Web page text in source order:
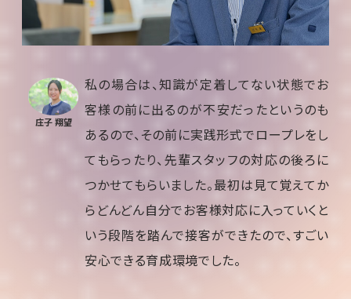
庄子 翔望
私の場合は、知識が定着してない状態でお
客様の前に出るのが不安だったというのも
あるので、その前に実践形式でロープレをし
てもらったり、先輩スタッフの対応の後ろに
つかせてもらいました。最初は見て覚えてか
らどんどん自分でお客様対応に入っていくと
いう段階を踏んで接客ができたので、すごい
安心できる育成環境でした。